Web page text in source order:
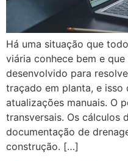
Há uma situação que
viária conhece bem e
desenvolvido para
traçado em planta, e isso
atualizações manuais. O
transversais. Os cálculos
documentação de
construção. […]